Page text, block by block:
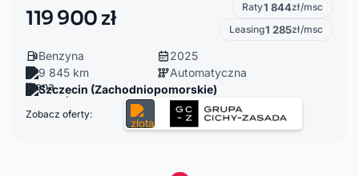
119 900 zł Raty1 844zł/msc
Leasing1 285zł/msc
Benzyna
2025
9 845 km
Automatyczna
Szczecin (Zachodniopomorskie)
Zobacz oferty: